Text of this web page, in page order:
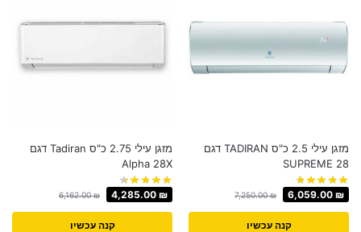
מזגן עילי 2.5 כ"ס TADIRAN דגם
SUPREME 28
7,250.00₪ 6,059.00 ₪
קנה עכשיו
מזגן עילי 2.75 כ"ס Tadiran דגם
Alpha 28X
6,162.00₪ 4,285.00 ₪
קנה עכשיו